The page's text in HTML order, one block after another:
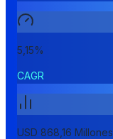
5,15%
CAGR
USD 868,16 Millones